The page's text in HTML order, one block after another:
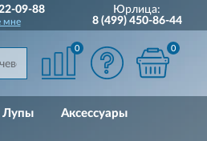
ДОСТАВИМ ПО ВСЕЙ РОССИИ
09-88
мне
Юрлица:
8 (499) 450-86-44
0 0
Лупы Аксессуары